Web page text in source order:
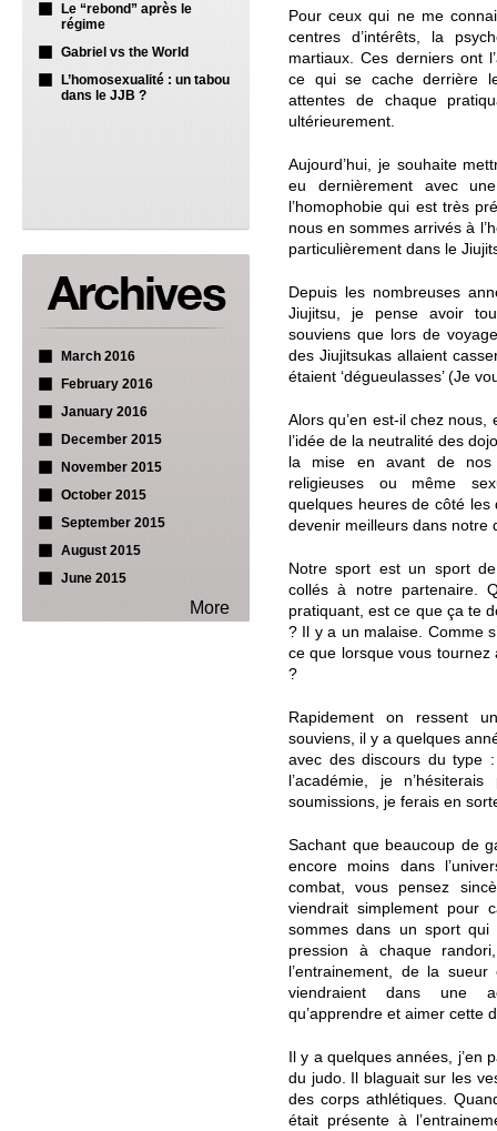
Le “rebond” après le
régime
Gabriel vs the World
L’homosexualité : un tabou
dans le JJB ?
March 2016
February 2016
January 2016
December 2015
November 2015
October 2015
September 2015
August 2015
June 2015
More
Pour ceux qui ne me
centres d’intérêts, la
martiaux. Ces derniers ont
ce qui se cache derrière
attentes de chaque
ultérieurement.
Aujourd’hui, je souhaite
eu dernièrement avec
l’homophobie qui est très
nous en sommes arrivés à
particulièrement dans le
Depuis les nombreuses
Jiujitsu, je pense avoir
souviens que lors de
des Jiujitsukas allaient
étaient ‘dégueulasses’ (Je
Alors qu’en est-il chez nous,
l’idée de la neutralité des
la mise en avant de nos
religieuses ou même
quelques heures de côté
devenir meilleurs dans notre
Notre sport est un sport
collés à notre partenaire.
pratiquant, est ce que ça te
? Il y a un malaise. Comme
ce que lorsque vous
?
Rapidement on ressent
souviens, il y a quelques
avec des discours du type :
l’académie, je
soumissions, je ferais en
Sachant que beaucoup de
encore moins dans
combat, vous pensez
viendrait simplement pour
sommes dans un sport
pression à chaque
l’entrainement, de la
viendraient dans une
qu’apprendre et aimer cette
Il y a quelques années, j’en
du judo. Il blaguait sur les
des corps athlétiques.
était présente à